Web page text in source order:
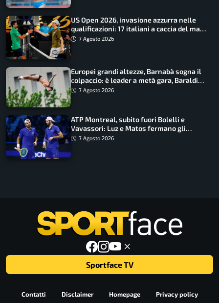
US Open 2026, invasione azzurra nelle
qualificazioni: 17 italiani a caccia del main
draw7 Agosto 2026
Europei grandi altezze, Barnabà sogna il
colpaccio: è leader a metà gara, Baraldi
ancora in corsa
7 Agosto 2026
ATP Montreal, subito fuori Bolelli e
Vavassori: Luz e Matos fermano gli
azzurri
7 Agosto 2026
Sportface TV
Contatti Disclaimer Homepage Privacy policy